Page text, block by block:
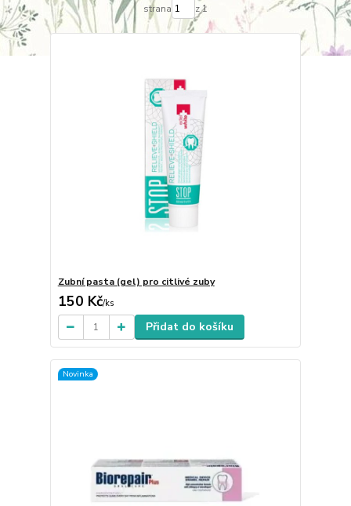
strana z 1
Zubní pasta (gel) pro citlivé zuby
150 Kč/ks
Přidat do košíku
Novinka